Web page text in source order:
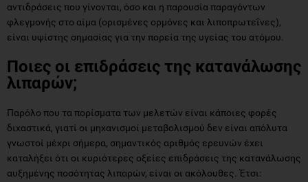
αντιδράσεις που γίνονται, όσο και η παρουσία παραγόντων
φλεγμονής στο αίμα (ορισμένες ορμόνες και λιποπρωτεΐνες),
είναι υψίστης σημασίας για την πορεία της υγείας του ατόμου.
Ποιες οι επιδράσεις της κατανάλωσης
λιπαρών;
Παρόλο που τα πορίσματα των μελετών είναι κάποιες φορές
διχαστικά, γιατί οι μηχανισμοί μεταβολισμού δεν είναι απόλυτα
γνωστοί μέχρι σήμερα, σημαντικός αριθμός ερευνών έχει
καταλήξει ότι οι κυριότερες οξείες επιδράσεις της κατανάλωσης
αυξημένης ποσότητας λιπαρών, είναι οι ακόλουθες. Έτσι: